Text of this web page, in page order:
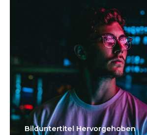
Bild­unter­titel Hervorgehoben